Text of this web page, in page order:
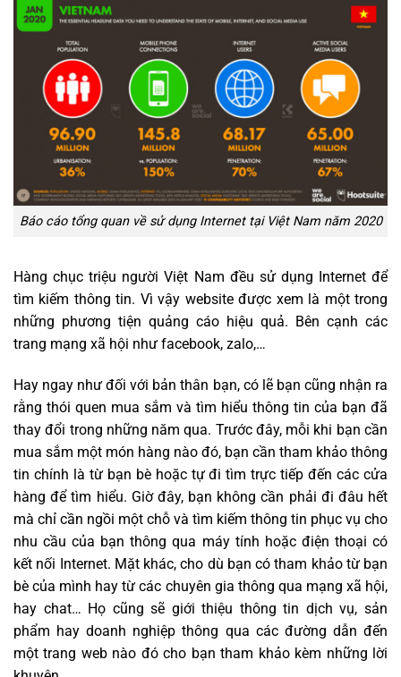
Báo cáo tổng quan về sử dụng Internet tại Việt Nam năm 2020
Hàng chục triệu người Việt Nam đều sử dụng Internet để
tìm kiếm thông tin. Vì vậy website được xem là một trong
những phương tiện quảng cáo hiệu quả. Bên cạnh các
trang mạng xã hội như facebook, zalo,…
Hay ngay như đối với bản thân bạn, có lẽ bạn cũng nhận ra
rằng thói quen mua sắm và tìm hiểu thông tin của bạn đã
thay đổi trong những năm qua. Trước đây, mỗi khi bạn cần
mua sắm một món hàng nào đó, bạn cần tham khảo thông
tin chính là từ bạn bè hoặc tự đi tìm trực tiếp đến các cửa
hàng để tìm hiểu. Giờ đây, bạn không cần phải đi đâu hết
mà chỉ cần ngồi một chỗ và tìm kiếm thông tin phục vụ cho
nhu cầu của bạn thông qua máy tính hoặc điện thoại có
kết nối Internet. Mặt khác, cho dù bạn có tham khảo từ bạn
bè của mình hay từ các chuyên gia thông qua mạng xã hội,
hay chat… Họ cũng sẽ giới thiệu thông tin dịch vụ, sản
phẩm hay doanh nghiệp thông qua các đường dẫn đến
một trang web nào đó cho bạn tham khảo kèm những lời